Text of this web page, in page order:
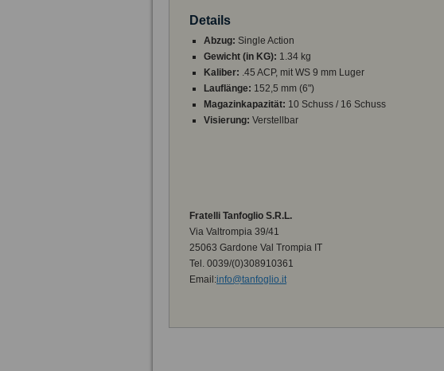
Details
Abzug: Single Action
Gewicht (in KG): 1.34 kg
Kaliber: .45 ACP, mit WS 9 mm Luger
Lauflänge: 152,5 mm (6")
Magazinkapazität: 10 Schuss / 16 Schuss
Visierung: Verstellbar
Fratelli Tanfoglio S.R.L.
Via Valtrompia 39/41
25063 Gardone Val Trompia IT
Tel. 0039/(0)308910361
Email:info@tanfoglio.it